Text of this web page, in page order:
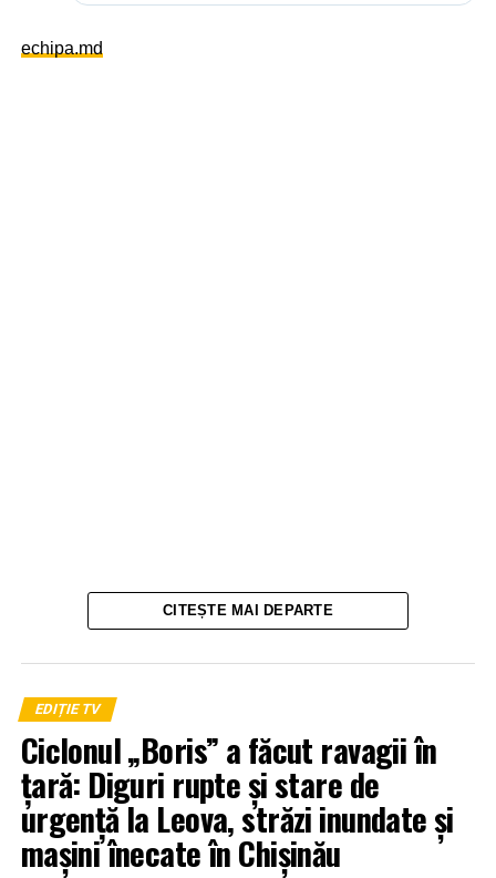
echipa.md
CITEȘTE MAI DEPARTE
EDIȚIE TV
Ciclonul „Boris” a făcut ravagii în
țară: Diguri rupte și stare de
urgență la Leova, străzi inundate și
mașini înecate în Chișinău